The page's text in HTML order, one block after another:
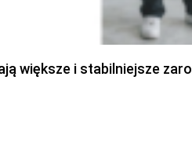
większe i stabilniejsze